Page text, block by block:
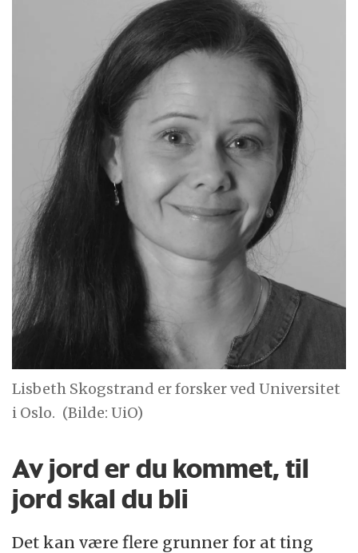
Lisbeth Skogstrand er forsker ved Universitet
i Oslo. (Bilde: UiO)
Av jord er du kommet, til
jord skal du bli
Det kan være flere grunner for at ting